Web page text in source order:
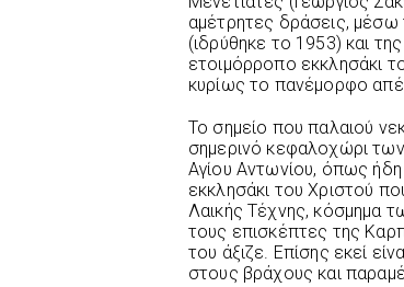
αμέτρητες δράσεις, μέσω
(ιδρύθηκε το 1953) και
ετοιμόρροπο εκκλησάκι
κυρίως το πανέμορφο
Το σημείο που παλαιού
σημερινό κεφαλοχώρι
Αγίου Αντωνίου, όπως
εκκλησάκι του Χριστού
Λαικής Τέχνης, κόσμημα
τους επισκέπτες της
του άξιζε. Επίσης εκεί
στους βράχους και